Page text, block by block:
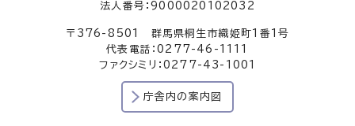
法人番号：9000020102032
〒376-8501 群馬県桐生市織姫町1番1号
代表電話：0277-46-1111
ファクシミリ：0277-43-1001
庁舎内の案内図